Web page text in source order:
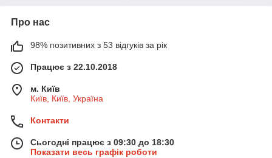
Про нас
98% позитивних з 53 відгуків за рік
Працює з 22.10.2018
м. Київ
Київ, Київ, Україна
Контакти
Сьогодні працює з 09:30 до 18:30
Показати весь графік роботи